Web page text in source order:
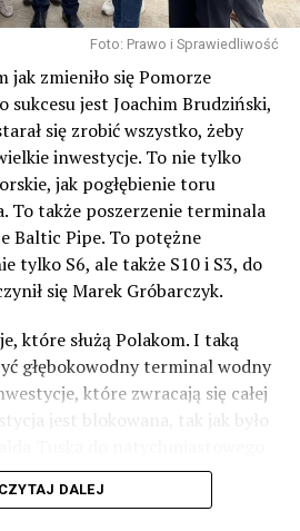
Foto: Prawo i Sprawiedliwość
jak zmieniło się Pomorze
sukcesu jest Joachim Brudziński,
się zrobić wszystko, żeby
inwestycje. To nie tylko
jak pogłębienie toru
To także poszerzenie terminala
Baltic Pipe. To potężne
tylko S6, ale także S10 i S3, do
się Marek Gróbarczyk.
które służą Polakom. I taką
głębokowodny terminal wodny
które zwracają się całej
jest blokowana, tak jak było
CZYTAJ DALEJ